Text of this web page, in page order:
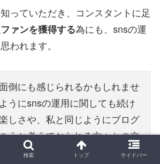
っていただき、コンスタントに足
ァンを獲得する為にも、snsの運
われます。
倒にも感じられるかもしれませ
うにsnsの運用に関しても続け
しさや、私と同じようにブログ
うと考えておられる方々との交
しれませんので、そういった点
検索 トップ サイドバー